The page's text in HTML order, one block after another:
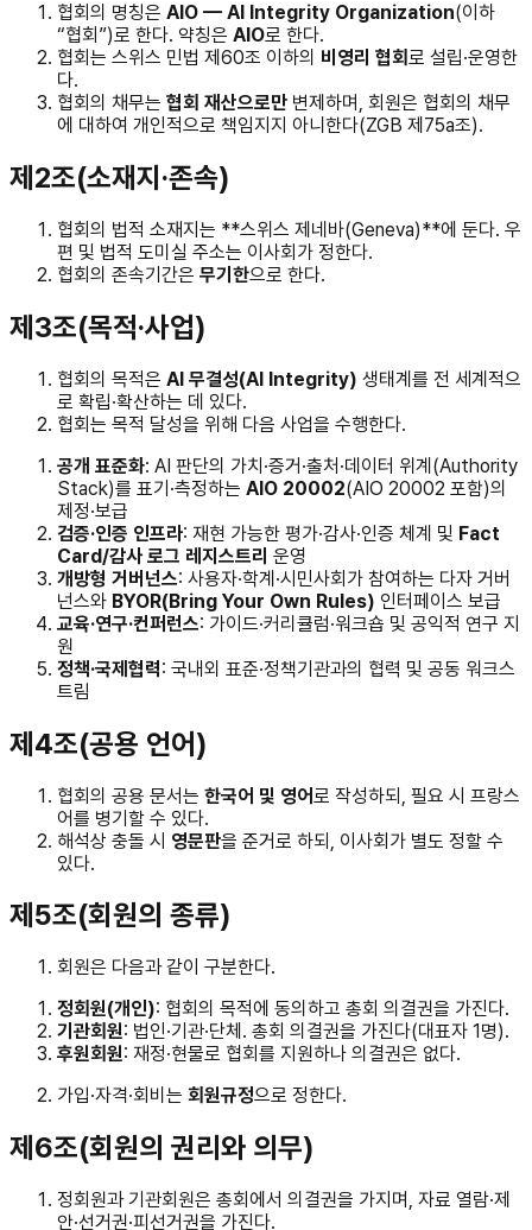
협회의 명칭은 AIO — AI Integrity Organization(이하
“협회”)로 한다. 약칭은 AIO로 한다.
협회는 스위스 민법 제60조 이하의 비영리 협회 로 설립·운영한
다.
협회의 채무는 협회 재산으로만 변제하며, 회원은 협회의 채무
에 대하여 개인적으로 책임지지 아니한다(ZGB 제75a조).
제2조(소재지·존속)
협회의 법적 소재지는 **스위스 제네바(Geneva)**에 둔다. 우
편 및 법적 도미실 주소는 이사회가 정한다.
협회의 존속기간은 무기한으로 한다.
제3조(목적·사업)
협회의 목적은 AI 무결성(AI Integrity) 생태계를 전 세계적으
로 확립·확산하는 데 있다.
협회는 목적 달성을 위해 다음 사업을 수행한다.
공개 표준화: AI 판단의 가치·증거·출처·데이터 위계(Authority
Stack)를 표기·측정하는 AIO 20002(AIO 20002 포함)의
제정·보급
검증·인증 인프라: 재현 가능한 평가·감사·인증 체계 및 Fact
Card/감사 로그 레지스트리 운영
개방형 거버넌스: 사용자·학계·시민사회가 참여하는 다자 거버
넌스와 BYOR(Bring Your Own Rules) 인터페이스 보급
교육·연구·컨퍼런스: 가이드·커리큘럼·워크숍 및 공익적 연구 지
원
정책·국제협력: 국내외 표준·정책기관과의 협력 및 공동 워크스
트림
제4조(공용 언어)
협회의 공용 문서는 한국어 및 영어 로 작성하되, 필요 시 프랑스
어를 병기할 수 있다.
해석상 충돌 시 영문판을 준거로 하되, 이사회가 별도 정할 수
있다.
제5조(회원의 종류)
회원은 다음과 같이 구분한다.
정회원(개인): 협회의 목적에 동의하고 총회 의결권을 가진다.
기관회원: 법인·기관·단체. 총회 의결권을 가진다(대표자 1명).
후원회원: 재정·현물로 협회를 지원하나 의결권은 없다.
가입·자격·회비는 회원규정으로 정한다.
제6조(회원의 권리와 의무)
정회원과 기관회원은 총회에서 의결권을 가지며, 자료 열람·제
안·선거권·피선거권을 가진다.